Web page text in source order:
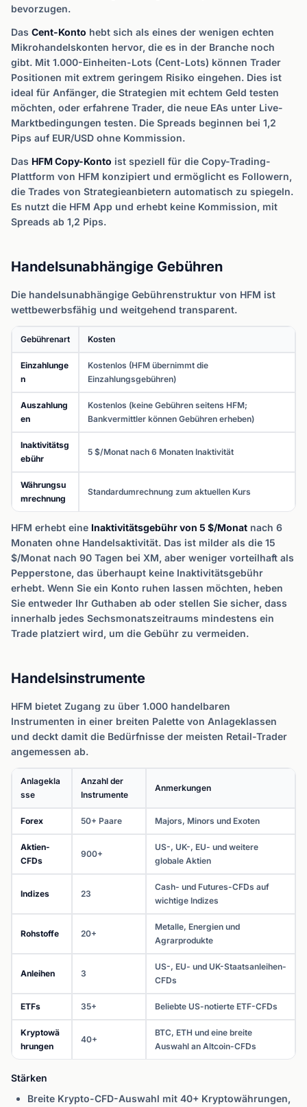
bevorzugen.
Das Cent-Konto hebt sich als eines der wenigen echten
Mikrohandelskonten hervor, die es in der Branche noch
gibt. Mit 1.000-Einheiten-Lots (Cent-Lots) können Trader
Positionen mit extrem geringem Risiko eingehen. Dies ist
ideal für Anfänger, die Strategien mit echtem Geld testen
möchten, oder erfahrene Trader, die neue EAs unter Live-
Marktbedingungen testen. Die Spreads beginnen bei 1,2
Pips auf EUR/USD ohne Kommission.
Das HFM Copy-Konto ist speziell für die Copy-Trading-
Plattform von HFM konzipiert und ermöglicht es Followern,
die Trades von Strategieanbietern automatisch zu spiegeln.
Es nutzt die HFM App und erhebt keine Kommission, mit
Spreads ab 1,2 Pips.
Handelsunabhängige Gebühren
Die handelsunabhängige Gebührenstruktur von HFM ist
wettbewerbsfähig und weitgehend transparent.
Gebührenart Kosten
Einzahlunge
n
Kostenlos (HFM übernimmt die
Einzahlungsgebühren)
Auszahlung
en
Kostenlos (keine Gebühren seitens HFM;
Bankvermittler können Gebühren erheben)
Inaktivitätsg
ebühr
5 $/Monat nach 6 Monaten Inaktivität
Währungsu
mrechnung
Standardumrechnung zum aktuellen Kurs
HFM erhebt eine Inaktivitätsgebühr von 5 $/Monat nach 6
Monaten ohne Handelsaktivität. Das ist milder als die 15
$/Monat nach 90 Tagen bei XM, aber weniger vorteilhaft als
Pepperstone, das überhaupt keine Inaktivitätsgebühr
erhebt. Wenn Sie ein Konto ruhen lassen möchten, heben
Sie entweder Ihr Guthaben ab oder stellen Sie sicher, dass
innerhalb jedes Sechsmonatszeitraums mindestens ein
Trade platziert wird, um die Gebühr zu vermeiden.
Handelsinstrumente
HFM bietet Zugang zu über 1.000 handelbaren
Instrumenten in einer breiten Palette von Anlageklassen
und deckt damit die Bedürfnisse der meisten Retail-Trader
angemessen ab.
Anlagekla
sse
Anzahl der
Instrumente
Anmerkungen
Forex 50+ Paare Majors, Minors und Exoten
Aktien-
CFDs
900+
US-, UK-, EU- und weitere
globale Aktien
Indizes 23
Cash- und Futures-CFDs auf
wichtige Indizes
Rohstoffe 20+
Metalle, Energien und
Agrarprodukte
Anleihen 3
US-, EU- und UK-Staatsanleihen-
CFDs
ETFs 35+ Beliebte US-notierte ETF-CFDs
Kryptowä
hrungen
40+
BTC, ETH und eine breite
Auswahl an Altcoin-CFDs
Stärken
Breite Krypto-CFD-Auswahl mit 40+ Kryptowährungen,